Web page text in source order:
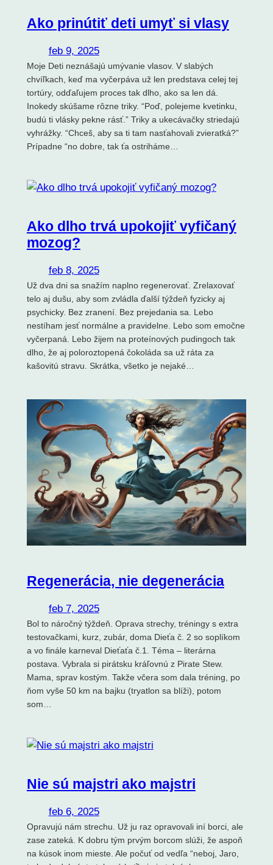
Ako prinútiť deti umyť si vlasy
feb 9, 2025
Moje Deti neznášajú umývanie vlasov. V slabých
chvíľkach, keď ma vyčerpáva už len predstava celej tej
tortúry, odďaľujem proces tak dlho, ako sa len dá.
Inokedy skúšame rôzne triky. “Poď, polejeme kvetinku,
budú ti vlásky pekne rásť.” Triky a ukecávačky striedajú
vyhrážky. “Chceš, aby sa ti tam nasťahovali zvieratká?”
Prípadne “no dobre, tak ťa ostriháme…
Ako dlho trvá upokojiť vyfičaný
mozog?
feb 8, 2025
Už dva dni sa snažím naplno regenerovať. Zrelaxovať
telo aj dušu, aby som zvládla ďalší týždeň fyzicky aj
psychicky. Bez zranení. Bez prejedania sa. Lebo
nestíham jesť normálne a pravidelne. Lebo som emočne
vyčerpaná. Lebo žijem na proteínových pudingoch tak
dlho, že aj poloroztopená čokoláda sa už ráta za
kašovitú stravu. Skrátka, všetko je nejaké…
Regenerácia, nie degenerácia
feb 7, 2025
Bol to náročný týždeň. Oprava strechy, tréningy s extra
testovačkami, kurz, zubár, doma Dieťa č. 2 so soplíkom
a vo finále karneval Dieťaťa č.1. Téma – literárna
postava. Vybrala si pirátsku kráľovnú z Pirate Stew.
Mama, sprav kostým. Takže včera som dala tréning, po
ňom vyše 50 km na bajku (tryatlon sa blíži), potom
som…
Nie sú majstri ako majstri
feb 6, 2025
Opravujú nám strechu. Už ju raz opravovali iní borci, ale
zase zateká. K dobru tým prvým borcom slúži, že aspoň
na kúsok inom mieste. Ale počuť od vedľa “neboj, Jaro,